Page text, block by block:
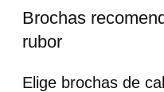
Brochas
rubor
Elige brochas de